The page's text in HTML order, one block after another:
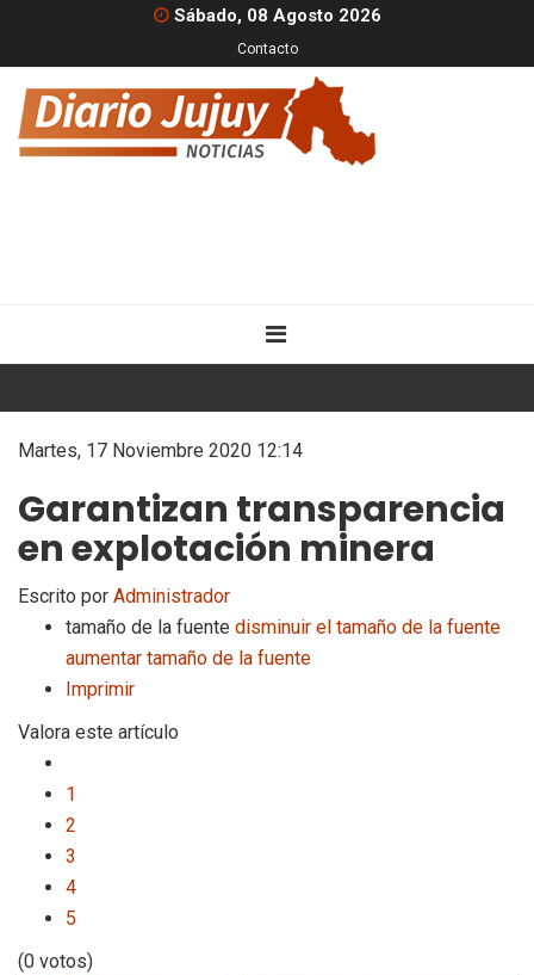
Sábado, 08 Agosto 2026
Contacto
Martes, 17 Noviembre 2020 12:14
Garantizan transparencia
en explotación minera
Escrito por Administrador
tamaño de la fuente disminuir el tamaño de la fuente
aumentar tamaño de la fuente
Imprimir
Valora este artículo
1
2
3
4
5
(0 votos)